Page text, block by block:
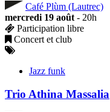
Café Plùm (Lautrec)
mercredi 19 août - 20h
Participation libre
Concert et club
Jazz funk
Trio Athina Massalia